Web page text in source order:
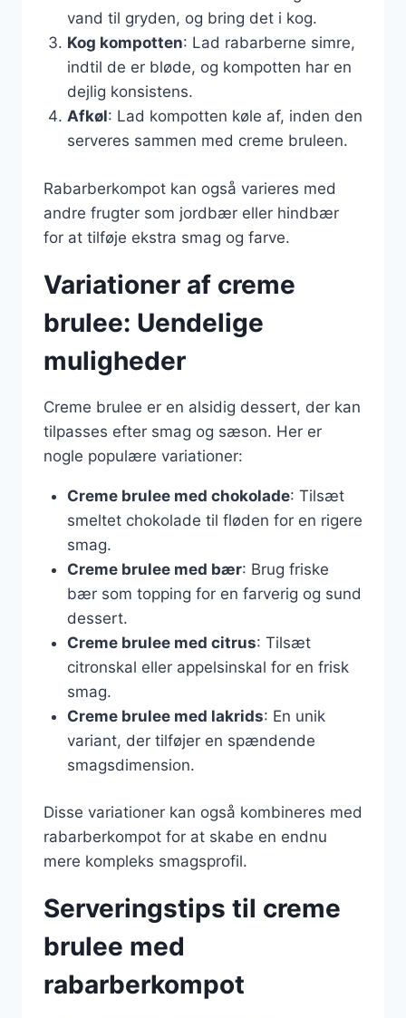
vand til gryden, og bring det i kog.
Kog kompotten: Lad rabarberne simre,
indtil de er bløde, og kompotten har en
dejlig konsistens.
Afkøl: Lad kompotten køle af, inden den
serveres sammen med creme bruleen.
Rabarberkompot kan også varieres med
andre frugter som jordbær eller hindbær
for at tilføje ekstra smag og farve.
Variationer af creme
brulee: Uendelige
muligheder
Creme brulee er en alsidig dessert, der kan
tilpasses efter smag og sæson. Her er
nogle populære variationer:
Creme brulee med chokolade: Tilsæt
smeltet chokolade til fløden for en rigere
smag.
Creme brulee med bær: Brug friske
bær som topping for en farverig og sund
dessert.
Creme brulee med citrus: Tilsæt
citronskal eller appelsinskal for en frisk
smag.
Creme brulee med lakrids: En unik
variant, der tilføjer en spændende
smagsdimension.
Disse variationer kan også kombineres med
rabarberkompot for at skabe en endnu
mere kompleks smagsprofil.
Serveringstips til creme
brulee med
rabarberkompot